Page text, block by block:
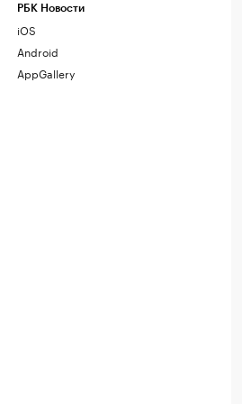
РБК Новости
iOS
Android
AppGallery